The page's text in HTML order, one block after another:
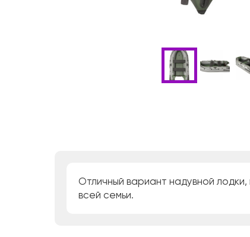
Отличный вариант надувной
всей семьи.